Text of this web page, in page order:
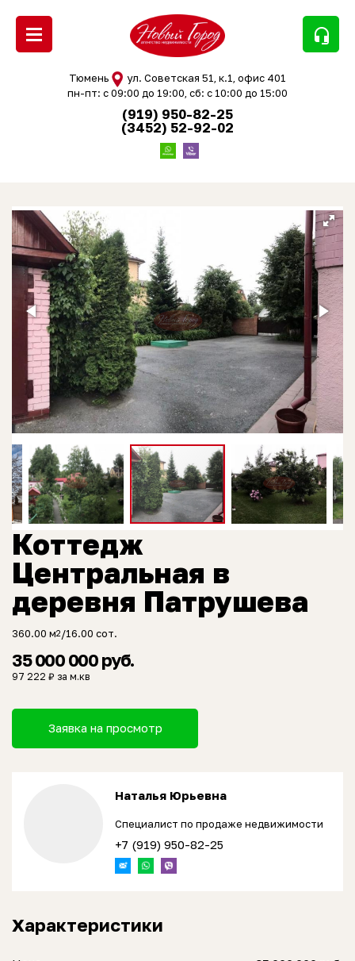
headset_mic
Тюмень
ул. Советская 51, к.1, офис 401
пн-пт: с 09:00 до 19:00, сб: с 10:00 до 15:00
(919) 950-82-25
(3452) 52-92-02
Коттедж
Центральная в
деревня Патрушева
360.00 м2 /16.00 сот.
35 000 000 руб.
97 222 ₽ за м.кв
Заявка на просмотр
Наталья Юрьевна
Специалист по продаже недвижимости
+7 (919) 950-82-25
Характеристики